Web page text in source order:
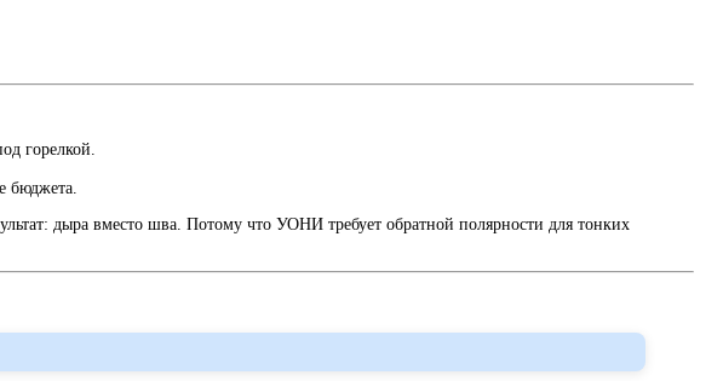
горелкой.
бюджета.
дыра вместо шва. Потому что УОНИ требует обратной полярности для тонких